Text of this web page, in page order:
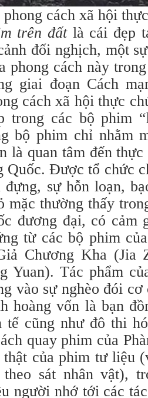
cách xã hội
trên đất là cái đẹp
đối nghịch, một
phong cách này
giai đoạn Cách
cách xã hội thực
trong các bộ phim
bộ phim chỉ nhằm
là quan tâm đến
Quốc. Được tổ chức
sự hỗn loạn,
mặc thường thấy
đương đại, có cảm
từ các bộ phim
Chương Kha (Jia
Yuan). Tác phẩm
vào sự nghèo đói
hoàng vốn là bạn
tế cũng như đô thi
quay phim của
thật của phim tư liệu
sát nhân vật),
người nhớ tới các